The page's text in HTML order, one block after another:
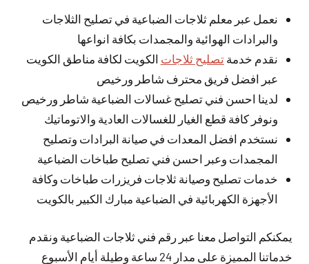
نعمل عبر معلم ثلاجات الضباعية في تصليح الثلاجات
والبرادات الهوائية والمجمدات بكافة انواعها
نقدم خدمةتصليح ثلاجات الكويت لكافة مناطق الكويت
عبر افضل فريق محترف شاطر ورخيص
لدينا احسن فني تصليح غسالات الضباعية شاطر ورخيص
ونوفر كافة قطع الغيار للغسالات العادية والاتوماتيك
نستخدم افضل المعدات في صيانة البرادات وتصليح
المجمدات وعبر احسن فني تصليح طباخات الضباعية
خدمات تصليح وصيانة ثلاجات فريزرات طباخات وكافة
الأجهزة الكهربائية في الضباعية مبارك الكبير بالكويت
يمكنكم التواصل معنا عبر رقم فني ثلاجات الضباعية ونقدم
خدماتنا المميزة على مدار 24 ساعة وطيلة أيام الأسبوع